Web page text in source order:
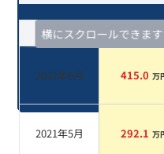
横にスクロールできます
査定時期 セルカ実績
2022年6月 415.0 万
2021年5月 292.1 万